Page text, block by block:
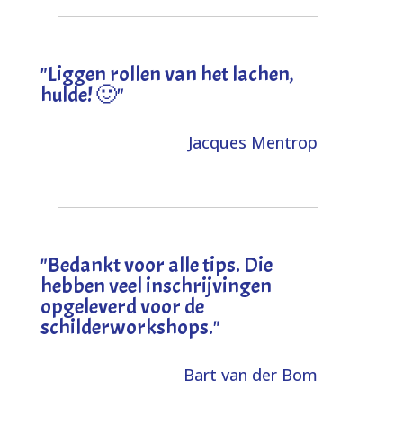
"Liggen rollen van het lachen,
hulde! 🙂"
Jacques Mentrop
"Bedankt voor alle tips. Die
hebben veel inschrijvingen
opgeleverd voor de
schilderworkshops."
Bart van der Bom